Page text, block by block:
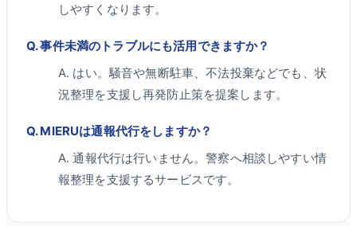
しやすくなります。
Q.事件未満のトラブルにも活用できますか？
A. はい。騒音や無断駐車、不法投棄などでも、状
況整理を支援し再発防止策を提案します。
Q.MIERUは通報代行をしますか？
A.通報代行は行いません。警察へ相談しやすい情
報整理を支援するサービスです。